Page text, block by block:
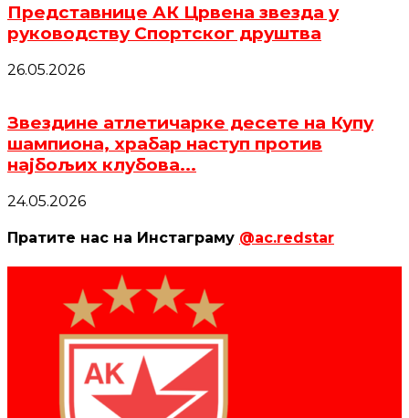
Представнице АК Црвена звезда у
руководству Спортског друштва
26.05.2026
Звездине атлетичарке десете на Купу
шампиона, храбар наступ против
најбољих клубова...
24.05.2026
Пратите нас на Инстаграму @ac.redstar